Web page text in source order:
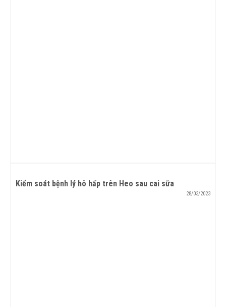
Kiểm soát bệnh lý hô hấp trên Heo sau cai sữa
28/03/2023